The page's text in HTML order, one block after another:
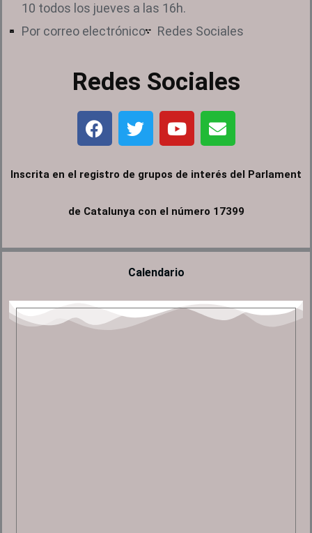
10 todos los jueves a las 16h.
Por correo electrónico
Redes Sociales
Redes Sociales
F
a
c
e
o
T
w
i
t
e
Y
o
u
t
b
E
n
v
e
o
Inscrita en el registro de grupos de interés del Parlament
de Catalunya con el número 17399
Calendario